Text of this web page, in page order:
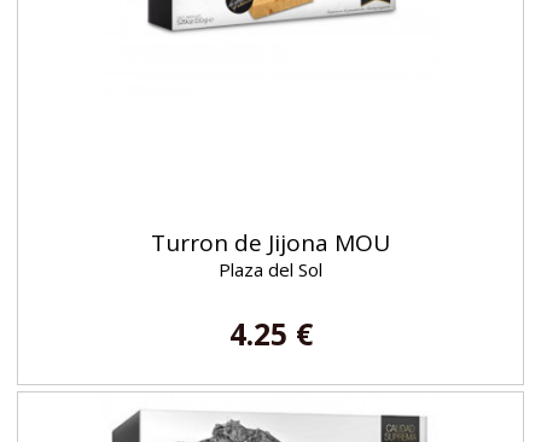
Turron de Jijona MOU
Plaza del Sol
4.25 €